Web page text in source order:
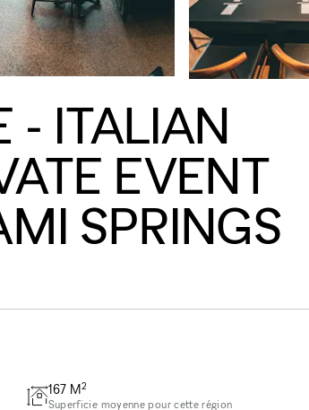
- ITALIAN
EVENT
SPRINGS
167 M2
Superficie moyenne pour cette région